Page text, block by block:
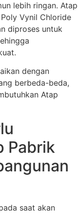
lebih ringan. Atap
Vynil Chloride
diproses untuk
dengan
berbeda-beda,
Atap
Pabrik
saat akan